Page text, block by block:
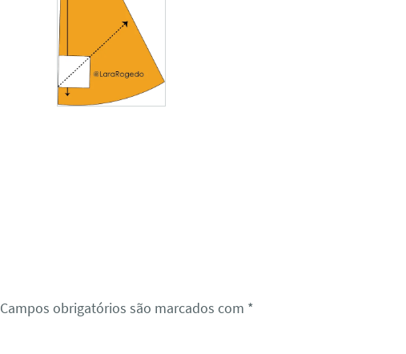
Campos obrigatórios são marcados com *